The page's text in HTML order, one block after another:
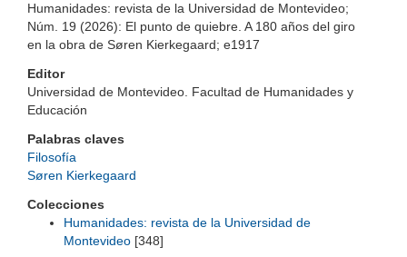
Humanidades: revista de la Universidad de Montevideo;
Núm. 19 (2026): El punto de quiebre. A 180 años del giro
en la obra de Søren Kierkegaard; e1917
Editor
Universidad de Montevideo. Facultad de Humanidades y
Educación
Palabras claves
Filosofía
Søren Kierkegaard
Colecciones
Humanidades: revista de la Universidad de
Montevideo [348]